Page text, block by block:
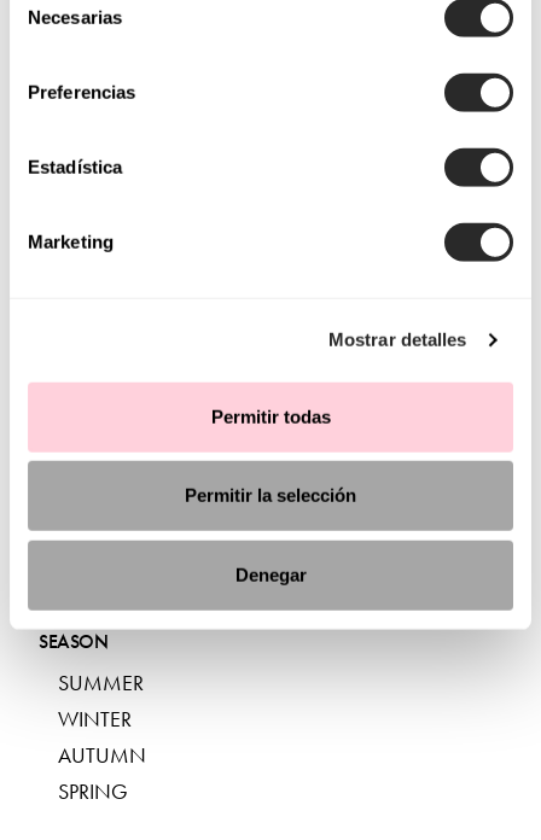
Necesarias
Preferencias
Estadística
Marketing
Mostrar detalles
Permitir todas
Permitir la selección
Denegar
SHOES
PARTY
OCCASIONS
CUTS
LONG
SEASON
SUMMER
WINTER
AUTUMN
SPRING